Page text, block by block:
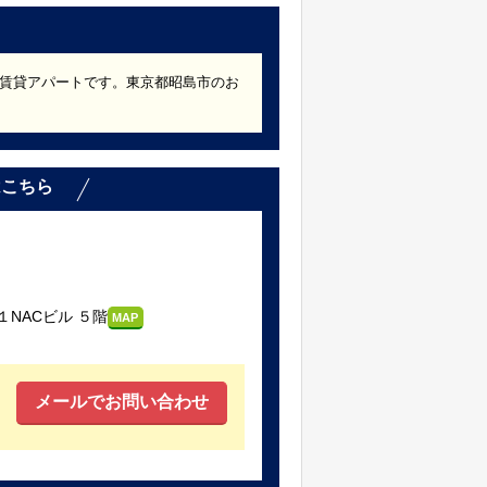
貸アパートです。東京都昭島市のお
ちら
NACビル ５階 MAP
メールでお問い合わせ